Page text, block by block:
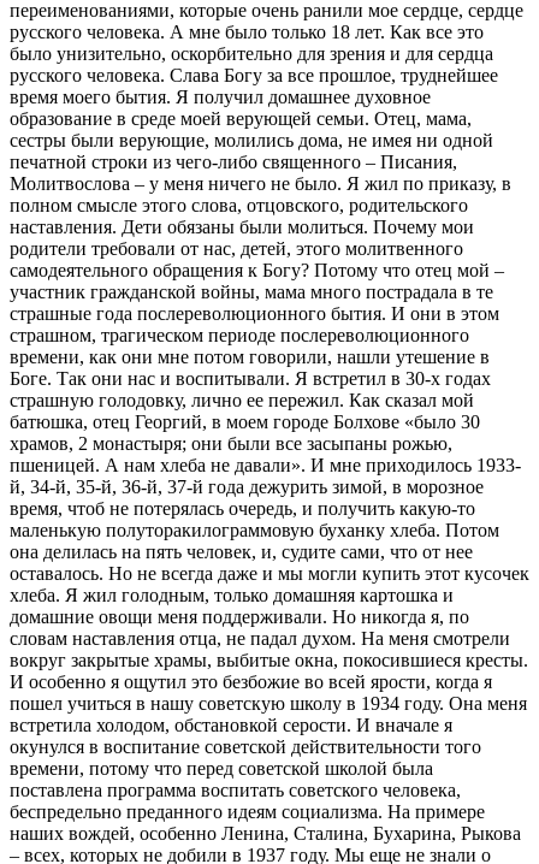
переименованиями, которые очень ранили мое сердце, сердце
русского человека. А мне было только 18 лет. Как все это
было унизительно, оскорбительно для зрения и для сердца
русского человека. Слава Богу за все прошлое, труднейшее
время моего бытия. Я получил домашнее духовное
образование в среде моей верующей семьи. Отец, мама,
сестры были верующие, молились дома, не имея ни одной
печатной строки из чего-либо священного – Писания,
Молитвослова – у меня ничего не было. Я жил по приказу, в
полном смысле этого слова, отцовского, родительского
наставления. Дети обязаны были молиться. Почему мои
родители требовали от нас, детей, этого молитвенного
самодеятельного обращения к Богу? Потому что отец мой –
участник гражданской войны, мама много пострадала в те
страшные года послереволюционного бытия. И они в этом
страшном, трагическом периоде послереволюционного
времени, как они мне потом говорили, нашли утешение в
Боге. Так они нас и воспитывали. Я встретил в 30-х годах
страшную голодовку, лично ее пережил. Как сказал мой
батюшка, отец Георгий, в моем городе Болхове «было 30
храмов, 2 монастыря; они были все засыпаны рожью,
пшеницей. А нам хлеба не давали». И мне приходилось 1933-
й, 34-й, 35-й, 36-й, 37-й года дежурить зимой, в морозное
время, чтоб не потерялась очередь, и получить какую-то
маленькую полуторакилограммовую буханку хлеба. Потом
она делилась на пять человек, и, судите сами, что от нее
оставалось. Но не всегда даже и мы могли купить этот кусочек
хлеба. Я жил голодным, только домашняя картошка и
домашние овощи меня поддерживали. Но никогда я, по
словам наставления отца, не падал духом. На меня смотрели
вокруг закрытые храмы, выбитые окна, покосившиеся кресты.
И особенно я ощутил это безбожие во всей ярости, когда я
пошел учиться в нашу советскую школу в 1934 году. Она меня
встретила холодом, обстановкой серости. И вначале я
окунулся в воспитание советской действительности того
времени, потому что перед советской школой была
поставлена программа воспитать советского человека,
беспредельно преданного идеям социализма. На примере
наших вождей, особенно Ленина, Сталина, Бухарина, Рыкова
– всех, которых не добили в 1937 году. Мы еще не знали о